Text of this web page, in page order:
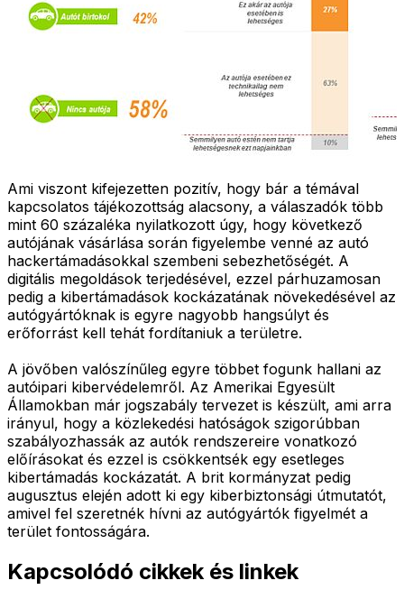
Ami viszont kifejezetten pozitív, hogy bár a témával
kapcsolatos tájékozottság alacsony, a válaszadók több
mint 60 százaléka nyilatkozott úgy, hogy következő
autójának vásárlása során figyelembe venné az autó
hackertámadásokkal szembeni sebezhetőségét. A
digitális megoldások terjedésével, ezzel párhuzamosan
pedig a kibertámadások kockázatának növekedésével az
autógyártóknak is egyre nagyobb hangsúlyt és
erőforrást kell tehát fordítaniuk a területre.
A jövőben valószínűleg egyre többet fogunk hallani az
autóipari kibervédelemről. Az Amerikai Egyesült
Államokban már jogszabály tervezet is készült, ami arra
irányul, hogy a közlekedési hatóságok szigorúbban
szabályozhassák az autók rendszereire vonatkozó
előírásokat és ezzel is csökkentsék egy esetleges
kibertámadás kockázatát. A brit kormányzat pedig
augusztus elején adott ki egy kiberbiztonsági útmutatót,
amivel fel szeretnék hívni az autógyártók figyelmét a
terület fontosságára.
Kapcsolódó cikkek és linkek